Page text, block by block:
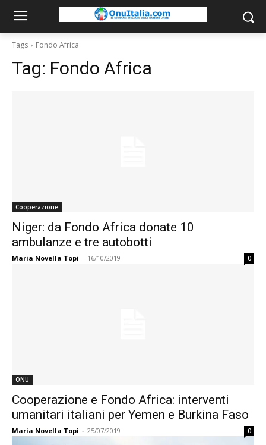
Tags Fondo Africa
Tag: Fondo Africa
Cooperazione
Niger: da Fondo Africa donate 10
ambulanze e tre autobotti
Maria Novella Topi - 16/10/2019 0
ONU
Cooperazione e Fondo Africa: interventi
umanitari italiani per Yemen e Burkina Faso
Maria Novella Topi - 25/07/2019 0